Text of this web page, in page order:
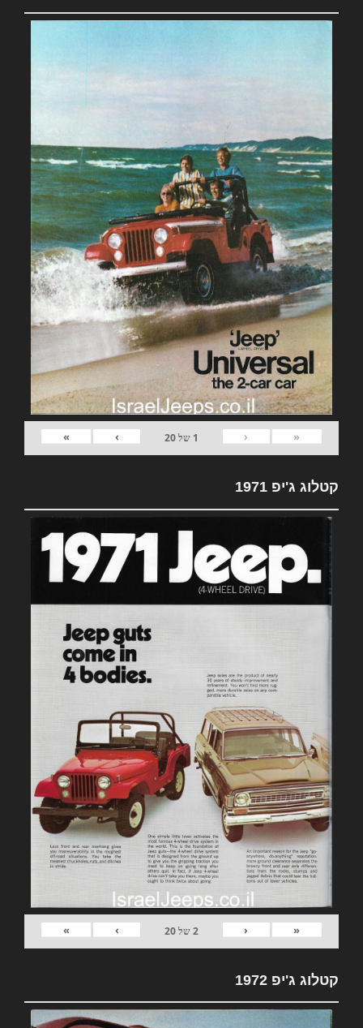
«
‹
1 של20
›
»
קטלוג ג'יפ 1971
«
‹
2של20
›
»
קטלוג ג'יפ 1972